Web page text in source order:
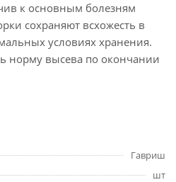
к основным болезням
сохраняют всхожесть в
условиях хранения.
норму высева по окончании
Гавриш
шт